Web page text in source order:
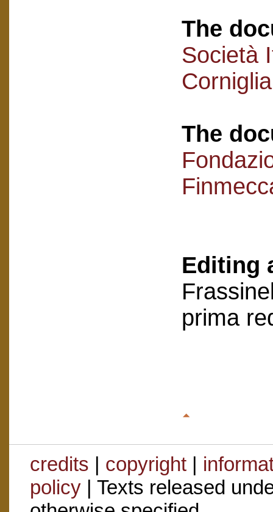
The
Società
The
Editing
prima
credits | copyright|
policy| Texts released